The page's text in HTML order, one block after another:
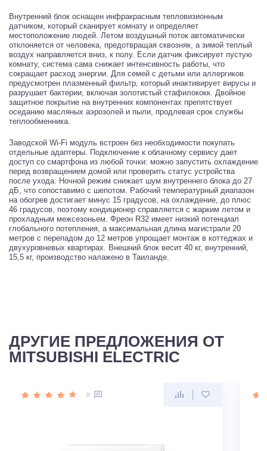
Внутренний блок оснащен инфракрасным тепловизионным
датчиком, который сканирует комнату и определяет
местоположение людей. Летом воздушный поток автоматически
отклоняется от человека, предотвращая сквозняк, а зимой теплый
воздух направляется вниз, к полу. Если датчик фиксирует пустую
комнату, система сама снижает интенсивность работы, что
сокращает расход энергии. Для семей с детьми или аллергиков
предусмотрен плазменный фильтр, который инактивирует вирусы и
разрушает бактерии, включая золотистый стафилококк. Двойное
защитное покрытие на внутренних компонентах препятствует
оседанию масляных аэрозолей и пыли, продлевая срок службы
теплообменника.
Заводской Wi-Fi модуль встроен без необходимости покупать
отдельные адаптеры. Подключение к облачному сервису дает
доступ со смартфона из любой точки: можно запустить охлаждение
перед возвращением домой или проверить статус устройства
после ухода. Ночной режим снижает шум внутреннего блока до 27
дБ, что сопоставимо с шепотом. Рабочий температурный диапазон
на обогрев достигает минус 15 градусов, на охлаждение, до плюс
46 градусов, поэтому кондиционер справляется с жарким летом и
прохладным межсезоньем. Фреон R32 имеет низкий потенциал
глобального потепления, а максимальная длина магистрали 20
метров с перепадом до 12 метров упрощает монтаж в коттеджах и
двухуровневых квартирах. Внешний блок весит 40 кг, внутренний,
15,5 кг, производство налажено в Таиланде.
ДРУГИЕ ПРЕДЛОЖЕНИЯ ОТ
MITSUBISHI ELECTRIC
0